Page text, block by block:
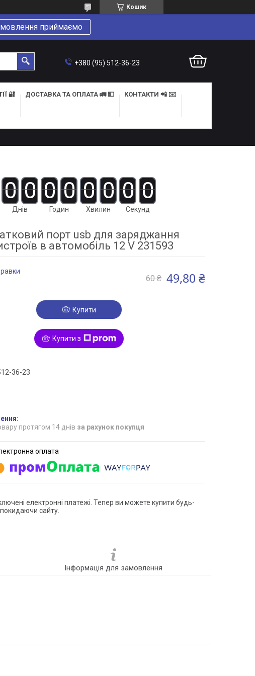
Кошик
приймаємо
+380 (95) 512-36-23
🔐 ДОСТАВКА ТА ОПЛАТА 🚛 💵 КОНТАКТИ 📲 ✉️
0 0
Днів
0 0
Годин
0 0
Хвилин
0 0
Секунд
порт usb для заряджання
в автомобіль 12 V 231593
60 ₴ 49,80 ₴
Купити
Купити з
36-23
протягом 14 днів за рахунок покупця
електронні платежі. Тепер ви можете купити будь-
сайту.
Інформація для замовлення